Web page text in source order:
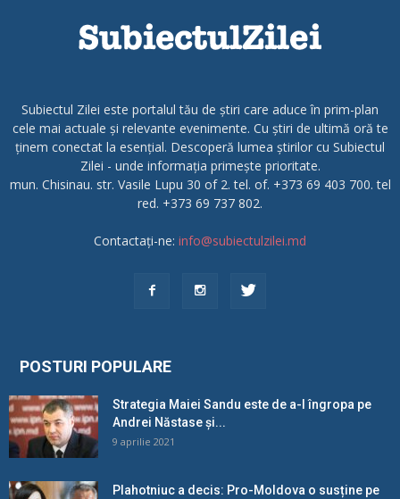
Subiectul Zilei este portalul tău de știri care aduce în prim-plan
cele mai actuale și relevante evenimente. Cu știri de ultimă oră te
ținem conectat la esențial. Descoperă lumea știrilor cu Subiectul
Zilei - unde informația primește prioritate.
mun. Chisinau. str. Vasile Lupu 30 of 2. tel. of. +373 69 403 700. tel
red. +373 69 737 802.
Contactați-ne: info@subiectulzilei.md
POSTURI POPULARE
Strategia Maiei Sandu este de a-l îngropa pe
Andrei Năstase și...
9 aprilie 2021
Plahotniuc a decis: Pro-Moldova o susține pe